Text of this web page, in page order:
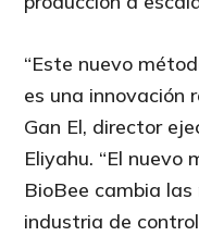
“Este nuevo
es una innovación
Gan El, director
Eliyahu. “El nuevo
BioBee cambia
industria de